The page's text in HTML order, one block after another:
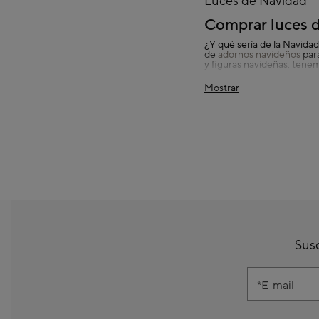
Comprar luces
¿Y qué sería de la
de adornos navideños
y figuras navideñas,
Además, si estás
modernos, de diferentes
Mostrar
E-mail